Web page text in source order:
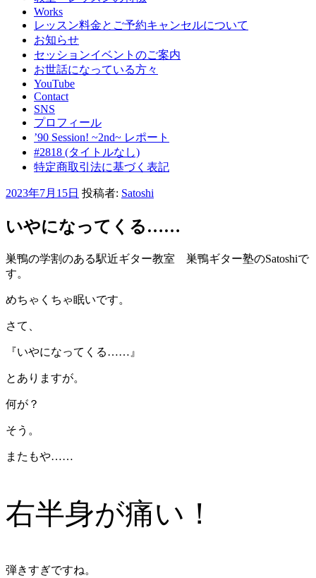
Works
レッスン料金とご予約キャンセルについて
お知らせ
セッションイベントのご案内
お世話になっている方々
YouTube
Contact
SNS
プロフィール
’90 Session! ~2nd~ レポート
#2818 (タイトルなし)
特定商取引法に基づく表記
投
日:
2023年7月15日 投稿者: Satoshi
いやになってくる……
巣鴨の学割のある駅近ギター教室 巣鴨ギター塾のSatoshiで
す。
めちゃくちゃ眠いです。
さて、
『いやになってくる……』
とありますが。
何が？
そう。
またもや……
右半身が痛い！
弾きすぎですね。